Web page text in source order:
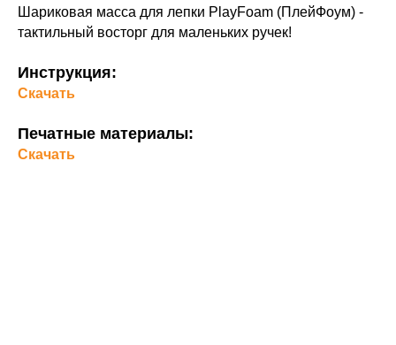
Шариковая масса для лепки PlayFoam (ПлейФоум) -
тактильный восторг для маленьких ручек!
Инструкция:
Скачать
Печатные материалы:
Скачать